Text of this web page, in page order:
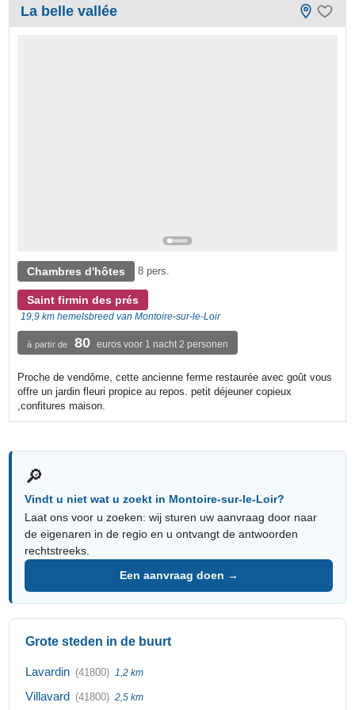
La belle vallée
Chambres d'hôtes 8 pers.
Saint firmin des prés
19,9 km hemelsbreed van Montoire-sur-le-Loir
à partir de 80 euros voor 1 nacht 2 personen
Proche de vendôme, cette ancienne ferme restaurée avec goût vous
offre un jardin fleuri propice au repos. petit déjeuner copieux
,confitures maison.
🔎
Vindt u niet wat u zoekt in Montoire-sur-le-Loir?
Laat ons voor u zoeken: wij sturen uw aanvraag door naar
de eigenaren in de regio en u ontvangt de antwoorden
rechtstreeks.
Een aanvraag doen →
Grote steden in de buurt
Lavardin (41800) 1,2 km
Villavard (41800) 2,5 km